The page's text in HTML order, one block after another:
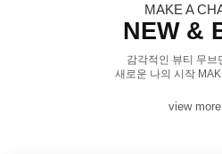
MAKE A
NEW &
감각적인 뷰티 무브
새로운 나의 시작
view